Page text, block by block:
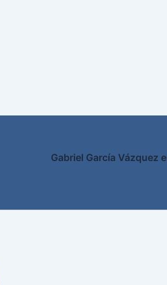
Gabriel García Vázquez